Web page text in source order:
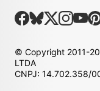
Nossas Redes
Facebook
Bsky
X
© Copyright 2011-
LTDA
CNPJ: 14.702.358/